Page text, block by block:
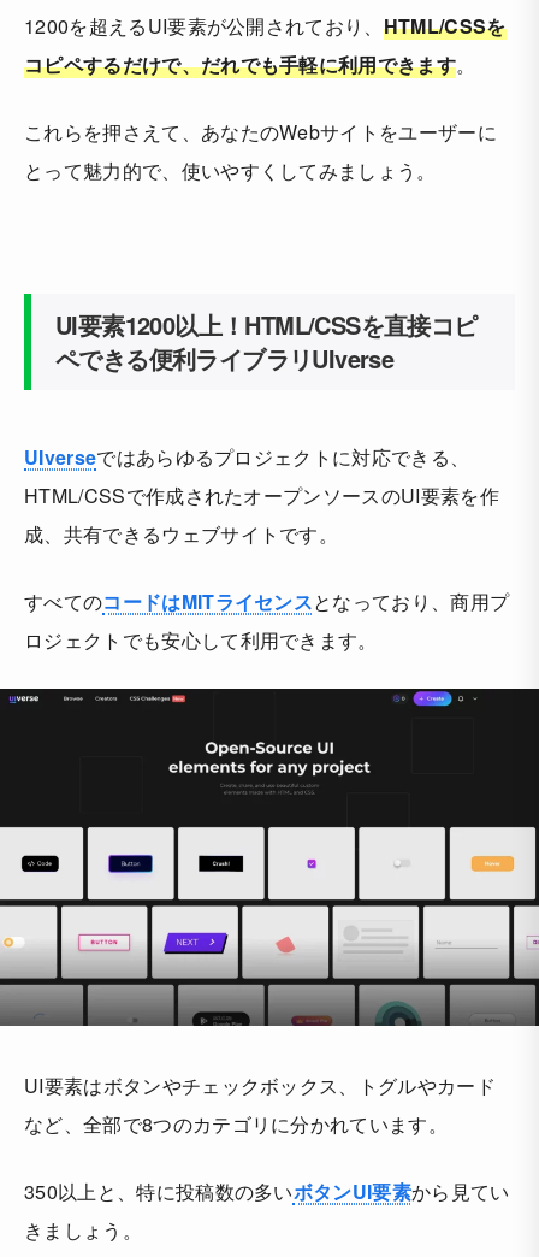
1200を超えるUI要素が公開されており、 HTML/CSSを
コピペするだけで、だれでも手軽に利用できます。
これらを押さえて、あなたのWebサイトをユーザーに
とって魅力的で、使いやすくしてみましょう。
UI要素1200以上！HTML/CSSを直接コピ
ペできる便利ライブラリUIverse
UIverseではあらゆるプロジェクトに対応できる、
HTML/CSSで作成されたオープンソースのUI要素を作
成、共有できるウェブサイトです。
すべてのコードはMITライセンスとなっており、商用プ
ロジェクトでも安心して利用できます。
UI要素はボタンやチェックボックス、トグルやカード
など、全部で8つのカテゴリに分かれています。
350以上と、特に投稿数の多いボタンUI要素から見てい
きましょう。